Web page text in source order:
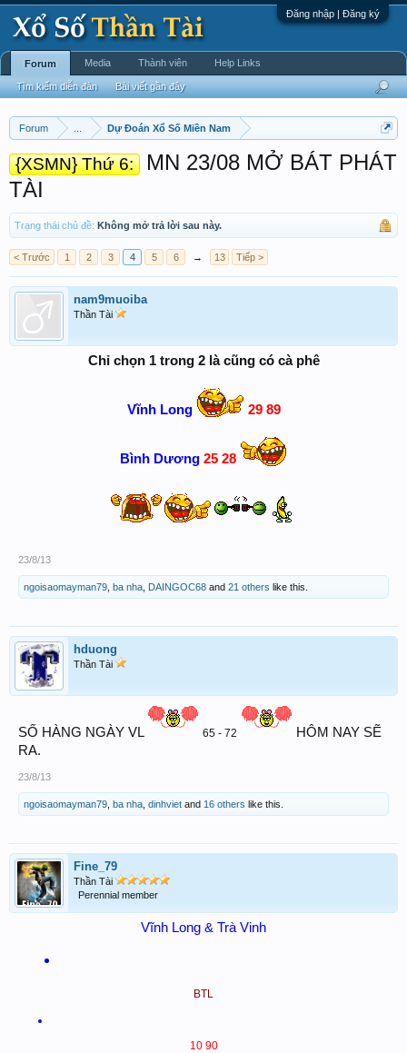
Đăng nhập | Đăng ký
Forum Dự Đoán Xổ Số Miền Nam
{XSMN} Thứ 6:
MN 23/08 MỞ BÁT PHÁT
TÀI
Trạng thái chủ đề: Không mở trả lời sau này.
< Trước 1 2 3 4 5 6 → 13 Tiếp >
nam9muoiba
Thần Tài
Chỉ chọn 1 trong 2 là cũng có cà phê
Vĩnh Long 29 89
Bình Dương 25 28
23/8/13
ngoisaomayman79 ba nha DAINGOC68 and 21 others like this.
hduong
Thần Tài
SỐ HÀNG NGÀY VL 65 - 72
HÔM NAY SẼ
RA.
23/8/13
ngoisaomayman79 ba nha dinhviet and 16 others like this.
Fine_79
Thần Tài
Perennial member
Vĩnh Long & Trà Vinh
BTL
10 90
Forum
Tìm kiếm diễn đàn Bài viết gần đây
Media Thành viên Help Links